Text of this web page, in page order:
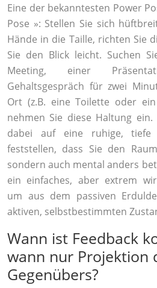
Eine der bekanntesten Power
Pose »: Stellen Sie sich
Hände in die Taille, richten Sie
Sie den Blick leicht. Suchen
Meeting, einer
Gehaltsgespräch für zwei
Ort (z.B. eine Toilette oder
nehmen Sie diese Haltung
dabei auf eine ruhige, tiefe
feststellen, dass Sie den
sondern auch mental anders
ein einfaches, aber extrem
um aus dem passiven
aktiven, selbstbestimmten
Wann ist Feedback
wann nur Projektion
Gegenübers?